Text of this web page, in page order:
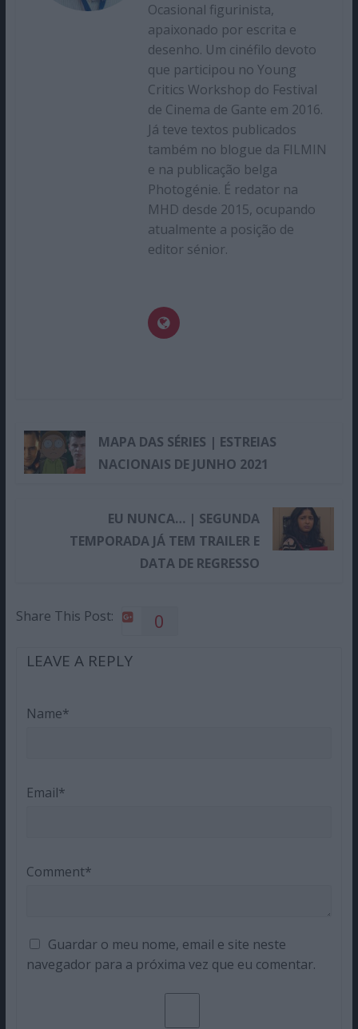
Ocasional figurinista,
apaixonado por escrita e
desenho. Um cinéfilo devoto
que participou no Young
Critics Workshop do Festival
de Cinema de Gante em 2016.
Já teve textos publicados
também no blogue da FILMIN
e na publicação belga
Photogénie. É redator na
MHD desde 2015, ocupando
atualmente a posição de
editor sénior.
MAPA DAS SÉRIES | ESTREIAS
NACIONAIS DE JUNHO 2021
EU NUNCA… | SEGUNDA
TEMPORADA JÁ TEM TRAILER E
DATA DE REGRESSO
Share This Post: 0
LEAVE A REPLY
Name*
Email*
Comment*
Guardar o meu nome, email e site neste
navegador para a próxima vez que eu comentar.